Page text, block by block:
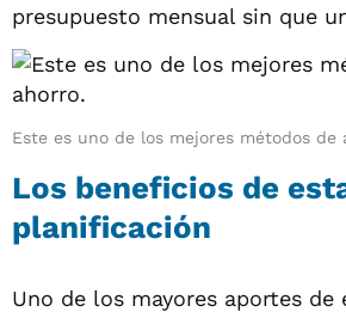
presupuesto mensual sin que
Este es uno de los mejores métodos de
Los beneficios de
planificación
Uno de los mayores aportes de